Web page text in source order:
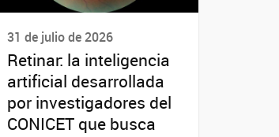
31 de julio de 2026
Retinar: la inteligencia
artificial desarrollada
por investigadores del
CONICET que busca